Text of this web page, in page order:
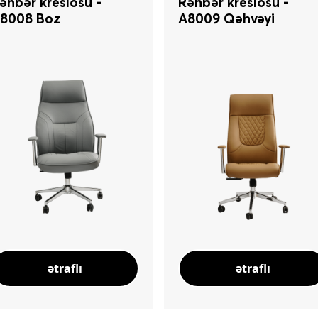
Boz
ətraflı
A8009 Qəhvəyi
ətraflı